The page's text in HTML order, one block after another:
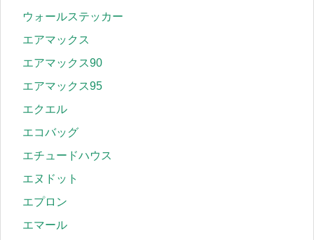
ウォールステッカー
エアマックス
エアマックス90
エアマックス95
エクエル
エコバッグ
エチュードハウス
エヌドット
エプロン
エマール